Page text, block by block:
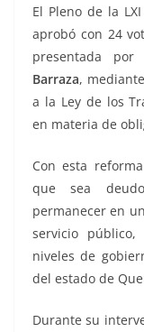
El Pleno de la
aprobó con 24
presentada
Barraza,
a la Ley de los
en materia de
Con esta
que sea
permanecer en
servicio
niveles de
del estado de
Durante su